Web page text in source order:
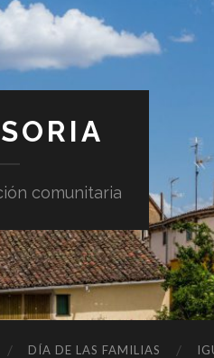
comunitaria
DÍA DE LAS FAMILIAS